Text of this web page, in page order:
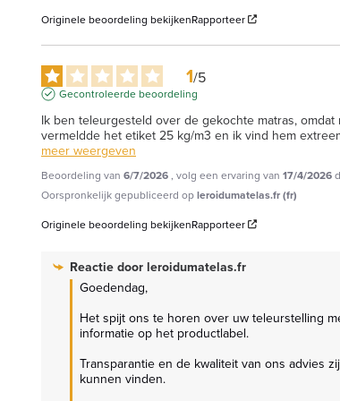
Originele beoordeling bekijkenRapporteer
1/5
Gecontroleerde beoordeling
Ik ben teleurgesteld over de gekochte matras,
vermeldde het etiket 25 kg/m3 en ik vind hem
meer weergeven
Beoordeling van 6/7/2026, volg een ervaring van 17/4/2026
Oorspronkelijk gepubliceerd opleroidumatelas.fr (fr)
Originele beoordeling bekijkenRapporteer
Reactie door leroidumatelas.fr
Goedendag,
Het spijt ons te horen over uw teleurstelling
informatie op het productlabel.
Transparantie en de kwaliteit van ons advies
kunnen vinden.